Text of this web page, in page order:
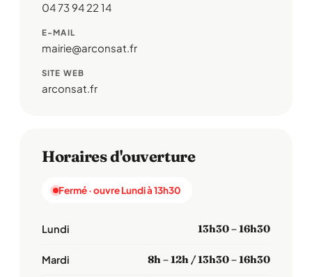
04 73 94 22 14
E-MAIL
mairie@arconsat.fr
SITE WEB
arconsat.fr
Horaires d'ouverture
Fermé · ouvre Lundi à 13h30
Lundi 13h30 – 16h30
Mardi 8h – 12h / 13h30 – 16h30